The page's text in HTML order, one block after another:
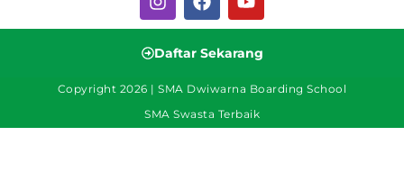
Daftar Sekarang
Copyright 2026 | SMA Dwiwarna Boarding School
SMA Swasta Terbaik